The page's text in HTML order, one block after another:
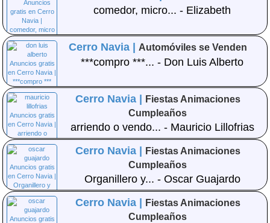
comedor, micro... - Elizabeth
Cerro Navia | Automóviles se Venden
***compro ***... - Don Luis Alberto
Cerro Navia |
Fiestas Animaciones
Cumpleaños
arriendo o vendo... - Mauricio Lillofrias
Cerro Navia |
Fiestas Animaciones
Cumpleaños
Organillero y... - Oscar Guajardo
Cerro Navia |
Fiestas Animaciones
Cumpleaños